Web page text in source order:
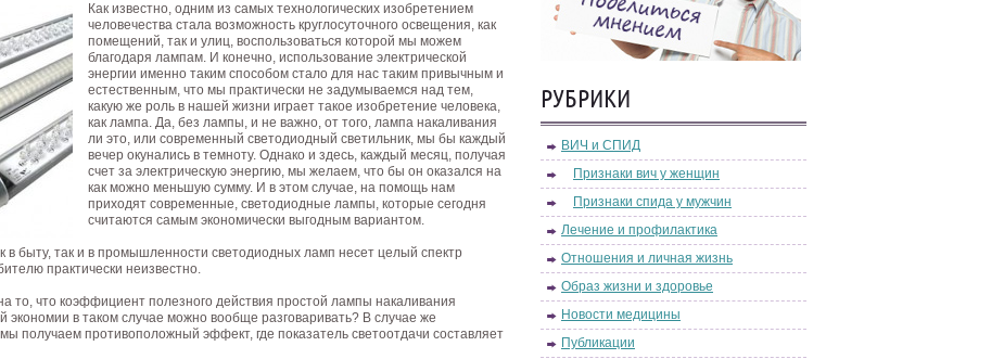
Как известно, одним из самых технологических изобретением
человечества стала возможность круглосуточного освещения, как
помещений, так и улиц, воспользоваться которой мы можем
благодаря лампам. И конечно, использование электрической
энергии именно таким способом стало для нас таким привычным и
естественным, что мы практически не задумываемся над тем,
какую же роль в нашей жизни играет такое изобретение человека,
как лампа. Да, без лампы, и не важно, от того, лампа накаливания
ли это, или современный светодиодный светильник, мы бы каждый
вечер окунались в темноту. Однако и здесь, каждый месяц, получая
счет за электрическую энергию, мы желаем, что бы он оказался на
как можно меньшую сумму. И в этом случае, на помощь нам
приходят современные, светодиодные лампы, которые сегодня
считаются самым экономически выгодным вариантом.
в быту, так и в промышленности светодиодных ламп несет целый спектр
практически неизвестно.
то, что коэффициент полезного действия простой лампы накаливания
экономии в таком случае можно вообще разговаривать? В случае же
получаем противоположный эффект, где показатель светоотдачи составляет
РУБРИКИ
ВИЧ и СПИД
Признаки вич у женщин
Признаки спида у мужчин
Лечение и профилактика
Отношения и личная жизнь
Образ жизни и здоровье
Новости медицины
Публикации